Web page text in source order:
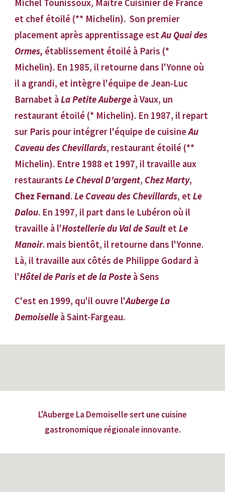
Michel Tounissoux, Maître Cuisinier de France
et chef étoilé (** Michelin). Son premier
placement après apprentissage estAu Quai des
Ormes, établissement étoilé à Paris (*
Michelin). En 1985, il retourne dans l'Yonne où
il a grandi, et intègre l'équipe de Jean-Luc
Barnabet àLa Petite Auberge à Vaux, un
restaurant étoilé (* Michelin). En 1987, il repart
sur Paris pour intégrer l'équipe de cuisineAu
Caveau des Chevillards, restaurant étoilé (**
Michelin). Entre 1988 et 1997, il travaille aux
restaurantsLe Cheval D'argent, Chez Marty,
Chez Fernand.Le Caveau des Chevillards, etLe
Dalou. En 1997, il part dans le Lubéron où il
travaille à l'Hostellerie du Val de Sault etLe
Manoir. mais bientôt, il retourne dans l'Yonne.
Là, il travaille aux côtés de Philippe Godard à
l'Hôtel de Paris et de la Poste à Sens
C'est en 1999, qu'il ouvre l'Auberge La
Demoiselle à Saint-Fargeau.
L'Auberge La Demoiselle sert une cuisine
gastronomique régionale innovante.